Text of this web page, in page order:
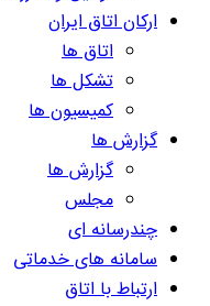
ارکان اتاق ایران
اتاق ها
تشکل ها
کمیسیون ها
گزارش ها
گزارش ها
مجلس
چندرسانه ای
سامانه های خدماتی
ارتباط با اتاق